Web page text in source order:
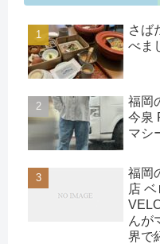
さば
べま
福岡
今泉
マシ
福岡
店
んが
界で